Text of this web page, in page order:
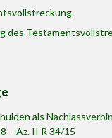
des
als
– Az. II R 34/15